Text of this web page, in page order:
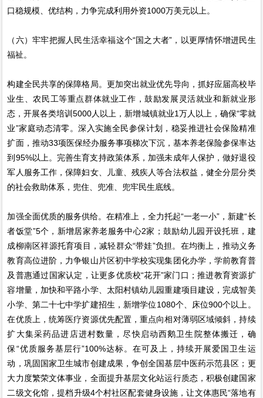
口稳规模、优结构，力争完成利用外资1000万美元以上。
（六）牢牢把握人民生活幸福这个“国之大者”，以更厚情怀增进民生
福祉。
构建全民共享的保障格局。更加突出就业优先导向，抓好应届高校毕
业生、农民工等重点群体就业工作，鼓励发展灵活就业和新就业形
态，开展各类培训5000人以上，新增城镇就业1万人以上，确保“零就
业”家庭动态清零。深入实施全民参保计划，稳妥推进社会保险精准
扩面，推动33项医保经办服务事项梯次下沉，基本养老保险参保率达
到95%以上。完善生育支持政策体系，加强未成年人保护，做好退役
军人服务工作，保障妇女、儿童、残疾人等合法权益，健全分层分类
的社会救助体系，兜住、兜准、兜牢民生底线。
加强全面优质的服务供给。在精准上，全力托起“一老一小”，新建“长
者饭堂”5个，新增居家养老服务中心2家；鼓励幼儿园开设托班，建
成柳南区祥源托育项目，减轻群众“带娃”负担。在均衡上，推动义务
教育高位进阶，力争银山片区初中学校实现集团化办学，学前教育普
及普惠通过国家认定，让更多优质校“花开”家门口；推进教育资源扩
容增量，加快和平路小学、太阳村镇幼儿园重建项目建设，完成智美
小学、第二十七中学扩建招生，新增学位1080个、床位900个以上。
在优质上，统筹医疗资源优先配置，重点向相对薄弱区域倾斜，持续
扩大集采药品进店进村数量，尽快启动西鹅卫生院整体搬迁，确
保“优质服务基层行”100%达标。在可及上，持续开展爱国卫生运
动，巩固国家卫生城市创建成果，争创全国基层中医药示范县区；更
大力度繁荣文体事业，全面提升基层文化站运行质态，积极创建国家
二级文化馆，提档升级4个村社区配套健身设施，让文体惠民“落地有